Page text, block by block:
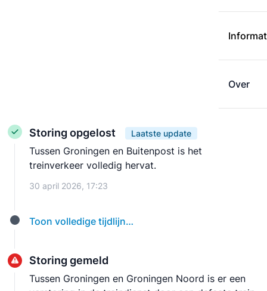
Over
Storing opgelost Laatste update
Tussen Groningen en Buitenpost is het
treinverkeer volledig hervat.
30 april 2026, 17:23
Toon volledige tijdlijn…
Storing gemeld
Tussen Groningen en Groningen Noord is er een